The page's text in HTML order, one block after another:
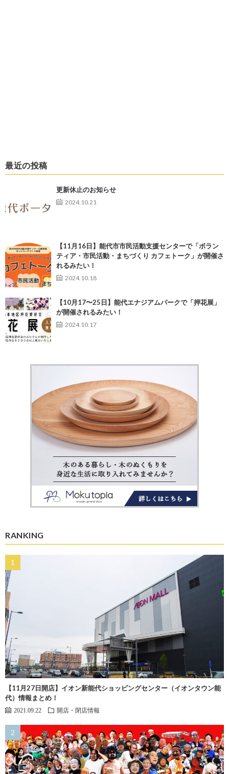
最近の投稿
更新休止のお知らせ
2024.10.21
【11月16日】能代市市民活動支援センターで「ボラン
ティア・市民活動・まちづくり カフェトーク」が開催さ
れるみたい！
2024.10.18
【10月17〜25日】能代エナジアムパークで「押花展」
が開催されるみたい！
2024.10.17
RANKING
【11月27日開店】イオン新能代ショッピングセンター（イオンタウン能
代）情報まとめ！
2021.09.22 開店・閉店情報